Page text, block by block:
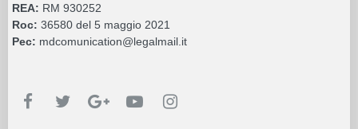
REA: RM 930252
Roc: 36580 del 5 maggio 2021
Pec: mdcomunication@legalmail.it